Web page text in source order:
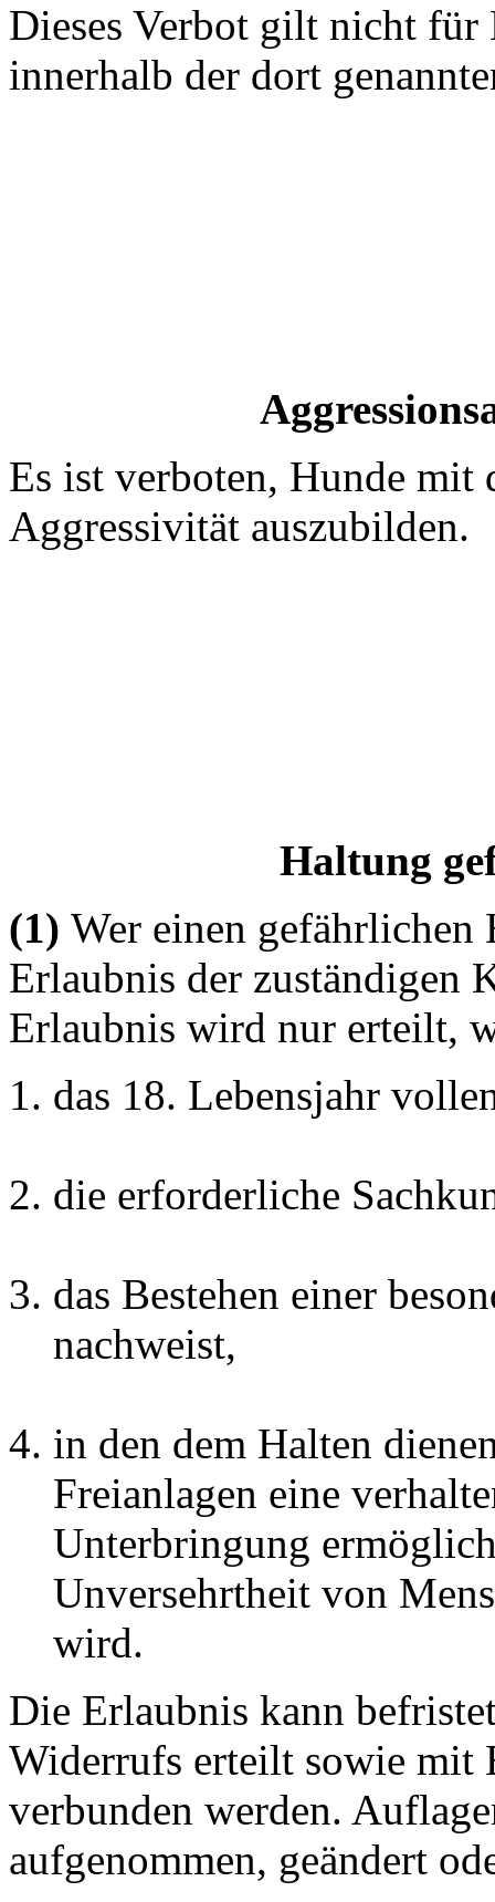
Dieses Verbot gilt nicht für
innerhalb der dort
Es ist verboten, Hunde mit
Aggressivität auszubilden.
Haltung
(1) Wer einen
Erlaubnis der zuständigen
Erlaubnis wird nur erteilt,
das 18. Lebensjahr
die erforderliche
das Bestehen einer
nachweist,
in den dem Halten
Freianlagen eine
Unterbringung
Unversehrtheit von
wird.
Die Erlaubnis kann
Widerrufs erteilt sowie mit
verbunden werden.
aufgenommen, geändert